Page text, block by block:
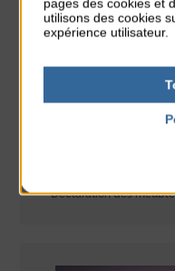
Déclaration des
pages des cookies et
utilisons des cookies
expérience utilisateur.